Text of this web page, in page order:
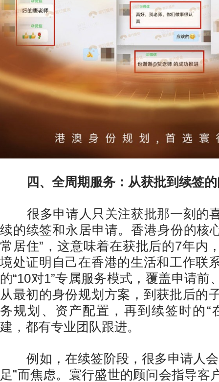
四、全周期服务：从获批到续签
很多申请人只关注获批那一刻的
续的续签和永居申请。香港身份的核
常居住”，这意味着在获批后的7年内
境处证明自己在香港的生活和工作联
的“10对1”专属服务模式，覆盖申请前
从最初的身份规划方案，到获批后的
务规划、资产配置，再到续签时的“
建，都有专业团队跟进。
例如，在续签阶段，很多申请人会
足”而焦虑。寰行盛世的顾问会指导客